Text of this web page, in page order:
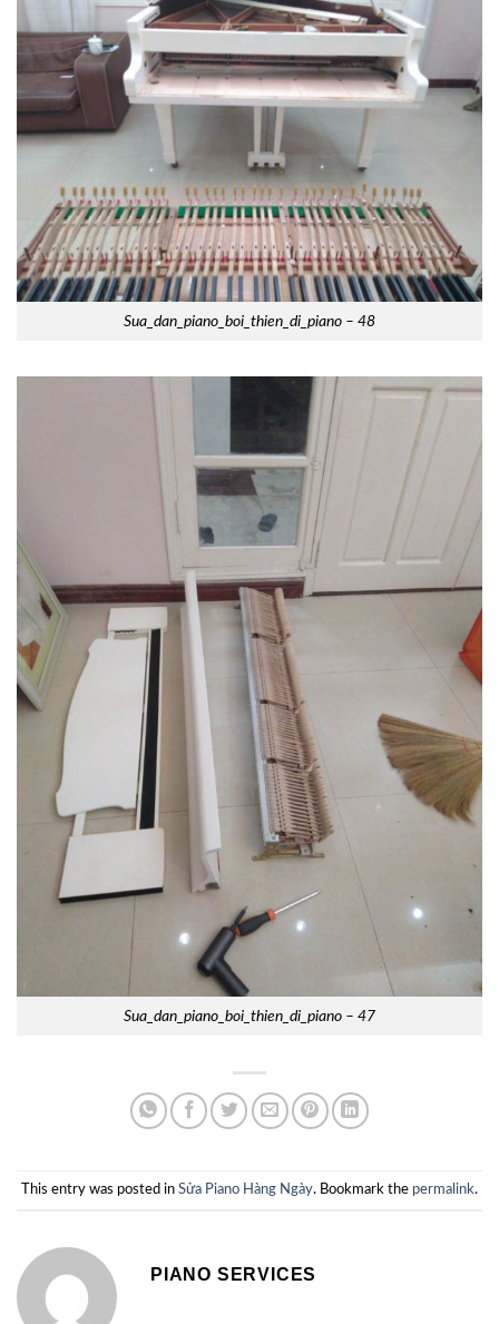
Sua_dan_piano_boi_thien_di_piano – 48
Sua_dan_piano_boi_thien_di_piano – 47
This entry was posted in Sửa Piano Hàng Ngày. Bookmark the permalink.
PIANO SERVICES